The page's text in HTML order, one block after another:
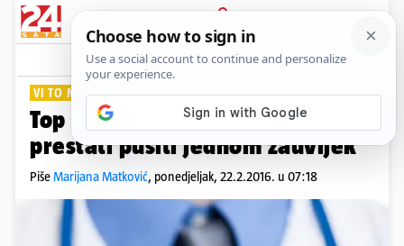
PRIJAVA
Lifestyle Komentari
VI TO MOŽETE
Top 15 najboljih savjeta kako
prestati pušiti jednom zauvijek
PišeMarijana Matković, ponedjeljak, 22.2.2016. u 07:18